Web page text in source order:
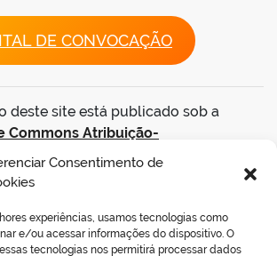
Consentimento de
experiências, usamos tecnologias como
e/ou acessar informações do dispositivo. O
tecnologias nos permitirá processar dados
DE CONVOCAÇÃO
deste site está publicado sob a
Commons Atribuição-
Não Adaptada
VOLTAR AO TOPO